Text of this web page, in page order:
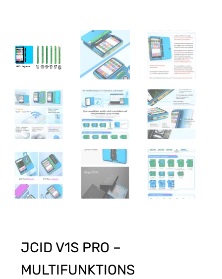
JCID V1S PRO –
MULTIFUNKTIONS